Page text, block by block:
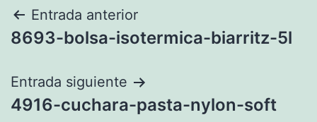
Navegación
de
entradas
Entrada anterior
8693-bolsa-isotermica-biarritz-5l
Entrada siguiente
4916-cuchara-pasta-nylon-soft